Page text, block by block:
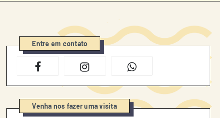
Entre em contato
Venha nos fazer uma visita